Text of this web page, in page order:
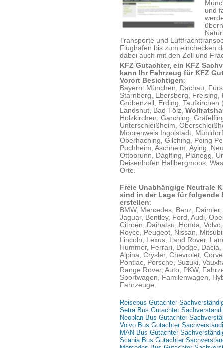
und
Transporte und
Flughafen bis zum einchecken
dabei auch mit den Zoll und
KFZ Gutachter, ein KFZ
kann Ihr Fahrzeug für KFZ
Vorort Besichtigen:
Bayern: München, Dachau,
Starnberg, Ebersberg,
Gröbenzell, Erding, Taufkirchen
Landshut, Bad Tölz,
Holzkirchen, Garching,
Unterschleißheim,
Moorenweis Ingolstadt,
Oberhaching, Gilching, Poing
Puchheim, Aschheim, Aying,
Ottobrunn, Daglfing, Planegg,
Deisenhofen Hallbergmoos,
Orte.
Freie Unabhängige Neutrale
sind in der Lage für folgende
erstellen:
BMW, Mercedes, Benz,
Jaguar, Bentley, Ford, Audi,
Citroën, Daihatsu, Honda,
Royce, Peugeot, Nissan,
Lincoln, Lexus, Land Rover,
Hummer, Ferrari, Dodge,
Alpina, Crysler, Chevrolet,
Pontiac, Porsche, Suzuki,
Range Rover, Auto, PKW,
Sportwagen, Familenwagen,
Fahrzeuge.
Reisebus Gutachter
Setra Bus Gutachter
Neoplan Bus Gutachter
Volvo Bus Gutachter
MAN Bus Gutachter
Scania Bus Gutachter